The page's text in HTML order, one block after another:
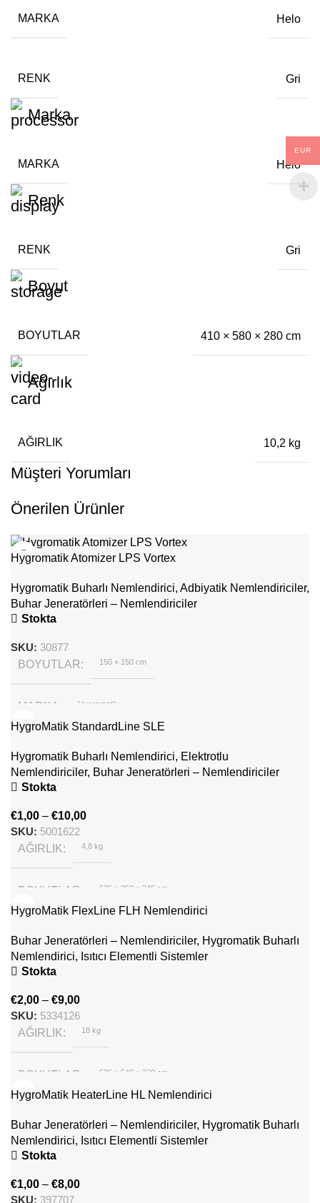
MARKA Helo
RENK Gri
Marka
MARKA Helo
Renk
RENK Gri
Boyut
BOYUTLAR 410 × 580 × 280 cm
Ağırlık
AĞIRLIK 10,2 kg
Müşteri Yorumları
Önerilen Ürünler
Hygromatik Atomizer LPS Vortex
Hygromatik Buharlı Nemlendirici, Adbiyatik Nemlendiriciler,
Buhar Jeneratörleri – Nemlendiriciler
Stokta
SKU: 30877
BOYUTLAR
150 × 150 cm
MARKA Hygromatik
HygroMatik StandardLine SLE
Hygromatik Buharlı Nemlendirici, Elektrotlu
Nemlendiriciler, Buhar Jeneratörleri – Nemlendiriciler
Stokta
€1,00 – €10,00
SKU: 5001622
AĞIRLIK
4,8 kg
BOYUTLAR 535 × 350 × 245 cm
HygroMatik FlexLine FLH Nemlendirici
Buhar Jeneratörleri – Nemlendiriciler, Hygromatik Buharlı
Nemlendirici, Isıtıcı Elementli Sistemler
Stokta
€2,00 – €9,00
SKU: 5334126
AĞIRLIK
18 kg
BOYUTLAR 535 × 540 × 320 cm
HygroMatik HeaterLine HL Nemlendirici
Buhar Jeneratörleri – Nemlendiriciler, Hygromatik Buharlı
Nemlendirici, Isıtıcı Elementli Sistemler
Stokta
€1,00 – €8,00
SKU: 397707
EUR